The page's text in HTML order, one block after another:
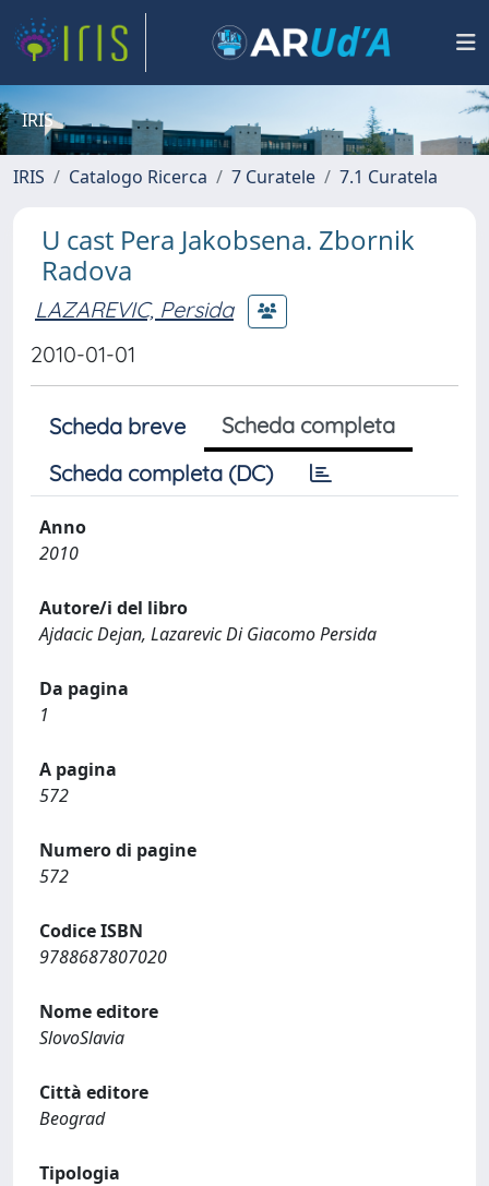
IRIS
IRIS Catalogo Ricerca 7 Curatele 7.1 Curatela
U cast Pera Jakobsena. Zbornik
Radova
LAZAREVIC, Persida
2010-01-01
Scheda breve
Scheda completa
Scheda completa (DC)
Anno
2010
Autore/i del libro
Ajdacic Dejan, Lazarevic Di Giacomo Persida
Da pagina
1
A pagina
572
Numero di pagine
572
Codice ISBN
9788687807020
Nome editore
SlovoSlavia
Città editore
Beograd
Tipologia